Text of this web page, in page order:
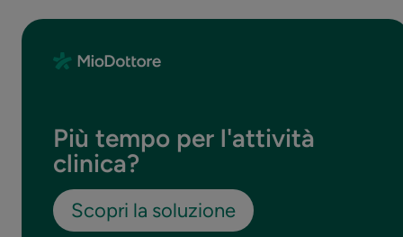
Più tempo per l'attività
clinica?
Scopri la soluzione